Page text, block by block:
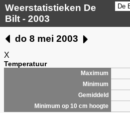
Weerstatistieken De
Bilt - 2003
do 8 mei 2003
X
Temperatuur
Maximum
Minimum
Gemiddeld
Minimum op 10 cm hoogte